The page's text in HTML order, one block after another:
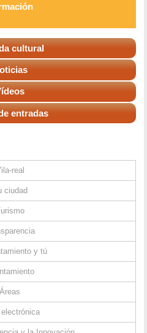
cultural
entradas
real
ciudad
y tú
Áreas